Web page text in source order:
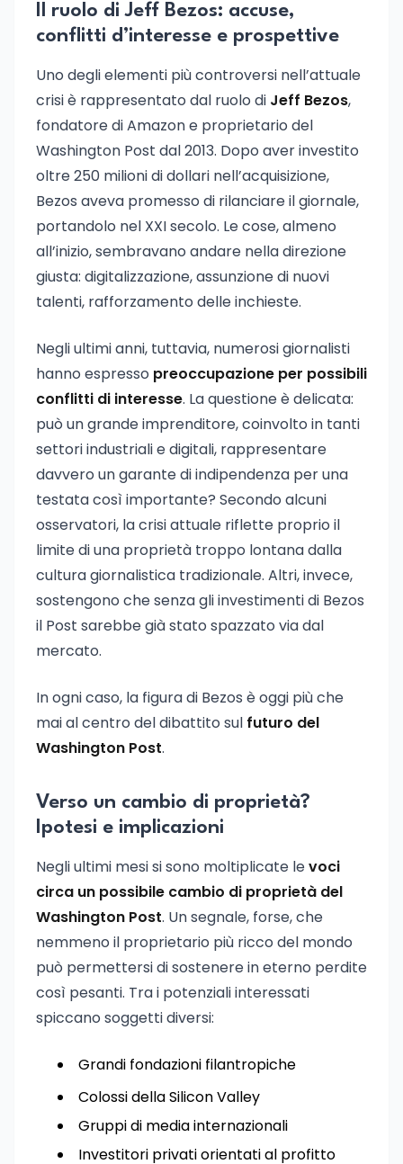
Il ruolo di Jeff Bezos: accuse,
conflitti d’interesse e prospettive
Uno degli elementi più controversi nell’attuale
crisi è rappresentato dal ruolo di Jeff Bezos,
fondatore di Amazon e proprietario del
Washington Post dal 2013. Dopo aver investito
oltre 250 milioni di dollari nell’acquisizione,
Bezos aveva promesso di rilanciare il giornale,
portandolo nel XXI secolo. Le cose, almeno
all’inizio, sembravano andare nella direzione
giusta: digitalizzazione, assunzione di nuovi
talenti, rafforzamento delle inchieste.
Negli ultimi anni, tuttavia, numerosi giornalisti
hanno espresso preoccupazione per possibili
conflitti di interesse. La questione è delicata:
può un grande imprenditore, coinvolto in tanti
settori industriali e digitali, rappresentare
davvero un garante di indipendenza per una
testata così importante? Secondo alcuni
osservatori, la crisi attuale riflette proprio il
limite di una proprietà troppo lontana dalla
cultura giornalistica tradizionale. Altri, invece,
sostengono che senza gli investimenti di Bezos
il Post sarebbe già stato spazzato via dal
mercato.
In ogni caso, la figura di Bezos è oggi più che
mai al centro del dibattito sul futuro del
Washington Post.
Verso un cambio di proprietà?
Ipotesi e implicazioni
Negli ultimi mesi si sono moltiplicate levoci
circa un possibile cambio di proprietà del
Washington Post. Un segnale, forse, che
nemmeno il proprietario più ricco del mondo
può permettersi di sostenere in eterno perdite
così pesanti. Tra i potenziali interessati
spiccano soggetti diversi:
Grandi fondazioni filantropiche
Colossi della Silicon Valley
Gruppi di media internazionali
Investitori privati orientati al profitto